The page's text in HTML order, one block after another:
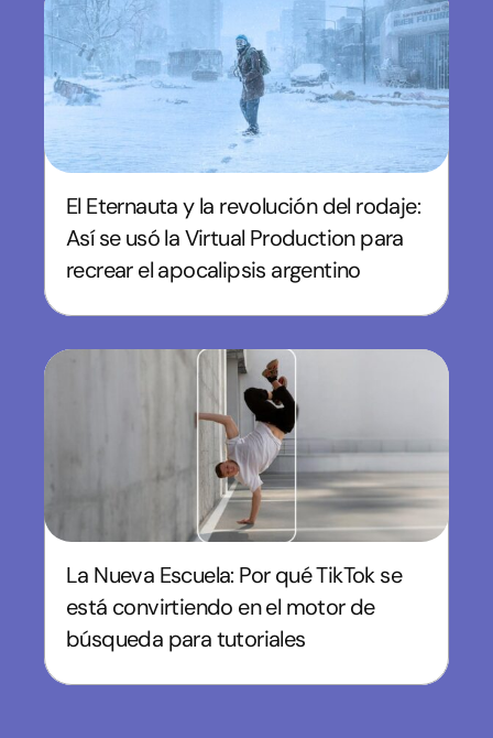
El Eternauta y la revolución del rodaje:
Así se usó la Virtual Production para
recrear el apocalipsis argentino
La Nueva Escuela: Por qué TikTok se
está convirtiendo en el motor de
búsqueda para tutoriales